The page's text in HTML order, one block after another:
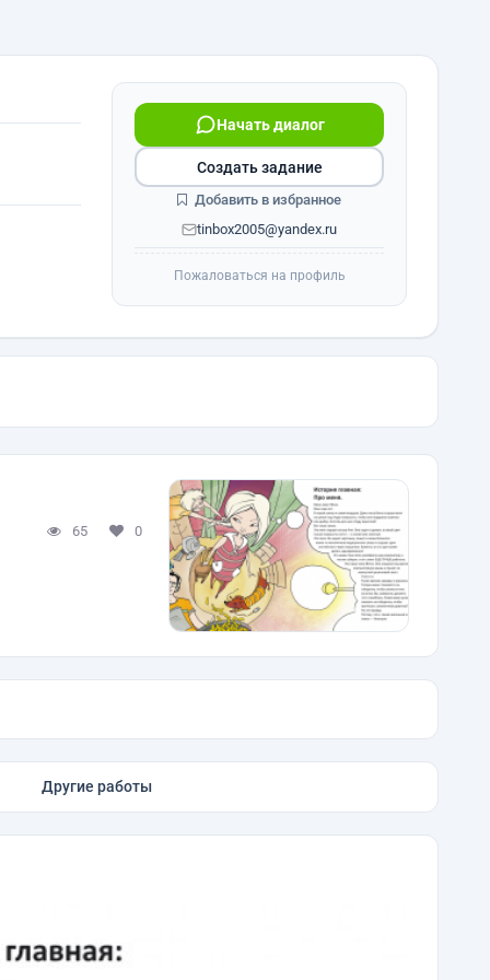
Начать диалог
tinbox2005@yandex.ru
Создать задание
Добавить в избранное
Пожаловаться на профиль
65 0
Другие работы